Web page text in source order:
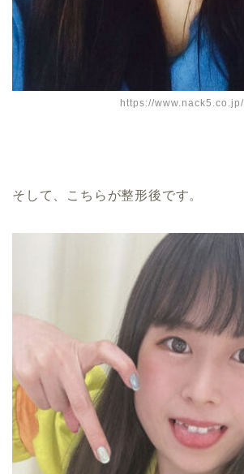
https://www.nack5.co.jp/
そして、こちらが整形後です。